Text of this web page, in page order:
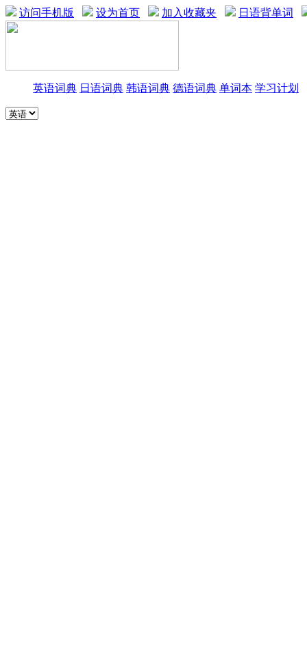
访问手机版 设为首页 加入收藏夹 日语背单词
英语词典 日语词典 韩语词典 德语词典 单词本 学习计划